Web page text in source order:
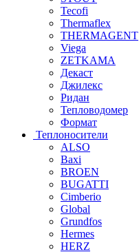
Tecofi
Thermaflex
THERMAGENT
Viega
ZETKAMA
Декаст
Джилекс
Ридан
Тепловодомер
Формат
Теплоносители
ALSO
Baxi
BROEN
BUGATTI
Cimberio
Global
Grundfos
Hermes
HERZ